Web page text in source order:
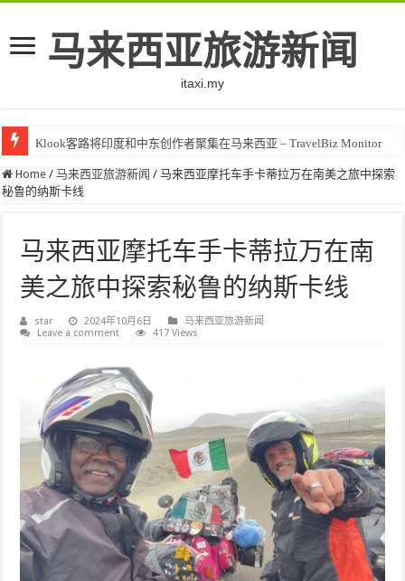
马来西亚旅游新闻
itaxi.my
Klook客路将印度和中东创作者聚集在马来西亚 – TravelBiz Monitor
Home / 马来西亚旅游新闻 / 马来西亚摩托车手卡蒂拉万在南美之旅中探索
秘鲁的纳斯卡线
马来西亚摩托车手卡蒂拉万在南
美之旅中探索秘鲁的纳斯卡线
star 2024年10月6日
马来西亚旅游新闻
Leave a comment
417 Views